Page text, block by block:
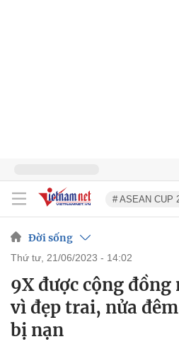
# ASEAN CUP
Đời sống
thứ tư, 21/06/2023 - 14:02
9X được cộng
vì đẹp trai, nửa
bị nạn